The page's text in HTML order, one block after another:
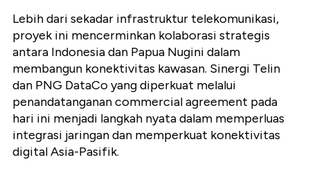
Lebih dari sekadar infrastruktur telekomunikasi,
proyek ini mencerminkan kolaborasi strategis
antara Indonesia dan Papua Nugini dalam
membangun konektivitas kawasan. Sinergi Telin
dan PNG DataCo yang diperkuat melalui
penandatanganan commercial agreement pada
hari ini menjadi langkah nyata dalam memperluas
integrasi jaringan dan memperkuat konektivitas
digital Asia-Pasifik.